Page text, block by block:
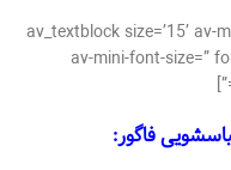
[av_textblock size=’15’
av-mini-font-size=”
فاگور: